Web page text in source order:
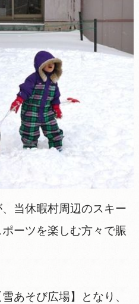
当休暇村周辺のスキー
ーツを楽しむ方々で賑
あそび広場】となり、